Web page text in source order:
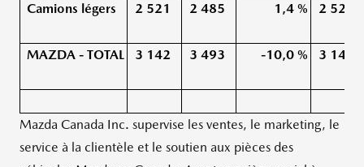
Camions légers 2 521 2 485 1,4 % 2 521
MAZDA - TOTAL 3 142 3 493 -10,0 % 3 142
Mazda Canada Inc. supervise les ventes, le marketing, le
service à la clientèle et le soutien aux pièces des